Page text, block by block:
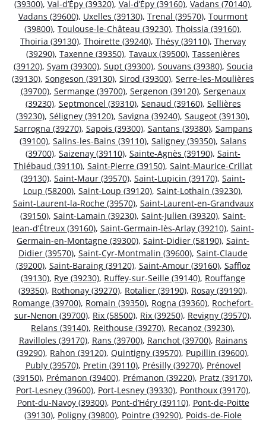
(39300), Val-d’Épy (39320), Val-d’Épy (39160), Vadans (70140),
Vadans (39600), Uxelles (39130), Trenal (39570), Tourmont
(39800), Toulouse-le-Château (39230), Thoissia (39160),
Thoiria (39130), Thoirette (39240), Thésy (39110), Thervay
(39290), Taxenne (39350), Tavaux (39500), Tassenières
(39120), Syam (39300), Supt (39300), Souvans (39380), Soucia
(39130), Songeson (39130), Sirod (39300), Serre-les-Moulières
(39700), Sermange (39700), Sergenon (39120), Sergenaux
(39230), Septmoncel (39310), Senaud (39160), Sellières
(39230), Séligney (39120), Savigna (39240), Saugeot (39130),
Sarrogna (39270), Sapois (39300), Santans (39380), Sampans
(39100), Salins-les-Bains (39110), Saligney (39350), Salans
(39700), Saizenay (39110), Sainte-Agnès (39190), Saint-
Thiébaud (39110), Saint-Pierre (39150), Saint-Maurice-Crillat
(39130), Saint-Maur (39570), Saint-Lupicin (39170), Saint-
Loup (58200), Saint-Loup (39120), Saint-Lothain (39230),
Saint-Laurent-la-Roche (39570), Saint-Laurent-en-Grandvaux
(39150), Saint-Lamain (39230), Saint-Julien (39320), Saint-
Jean-d’Étreux (39160), Saint-Germain-lès-Arlay (39210), Saint-
Germain-en-Montagne (39300), Saint-Didier (58190), Saint-
Didier (39570), Saint-Cyr-Montmalin (39600), Saint-Claude
(39200), Saint-Baraing (39120), Saint-Amour (39160), Saffloz
(39130), Rye (39230), Ruffey-sur-Seille (39140), Rouffange
(39350), Rothonay (39270), Rotalier (39190), Rosay (39190),
Romange (39700), Romain (39350), Rogna (39360), Rochefort-
sur-Nenon (39700), Rix (58500), Rix (39250), Revigny (39570),
Relans (39140), Reithouse (39270), Recanoz (39230),
Ravilloles (39170), Rans (39700), Ranchot (39700), Rainans
(39290), Rahon (39120), Quintigny (39570), Pupillin (39600),
Publy (39570), Pretin (39110), Présilly (39270), Prénovel
(39150), Prémanon (39400), Prémanon (39220), Pratz (39170),
Port-Lesney (39600), Port-Lesney (39330), Ponthoux (39170),
Pont-du-Navoy (39300), Pont-d’Héry (39110), Pont-de-Poitte
(39130), Poligny (39800), Pointre (39290), Poids-de-Fiole